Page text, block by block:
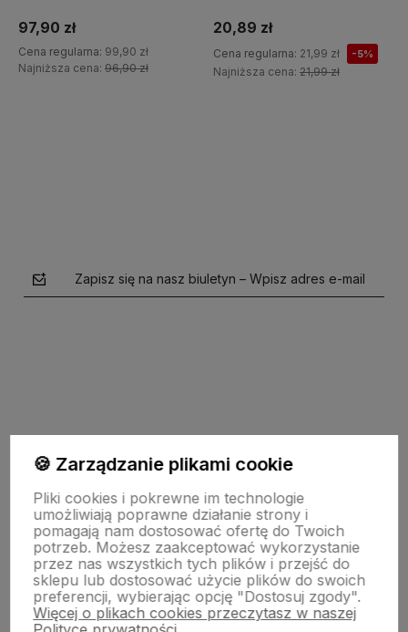
97,90 zł
Cena regularna: 99,90 zł
Najniższa cena: 96,90 zł
20,89 zł
Cena regularna: 21,99 zł -5%
Najniższa cena: 21,99 zł
Zapisz się na nasz biuletyn – Wpisz adres e-mail
Pomoc
Moje konto
Płatności i dostawa
🍪 Zarządzanie plikami cookie
Pliki cookies i pokrewne im technologie
umożliwiają poprawne działanie strony i
pomagają nam dostosować ofertę do Twoich
potrzeb. Możesz zaakceptować wykorzystanie
przez nas wszystkich tych plików i przejść do
sklepu lub dostosować użycie plików do swoich
preferencji, wybierając opcję "Dostosuj zgody".
Więcej o plikach cookies przeczytasz w naszej